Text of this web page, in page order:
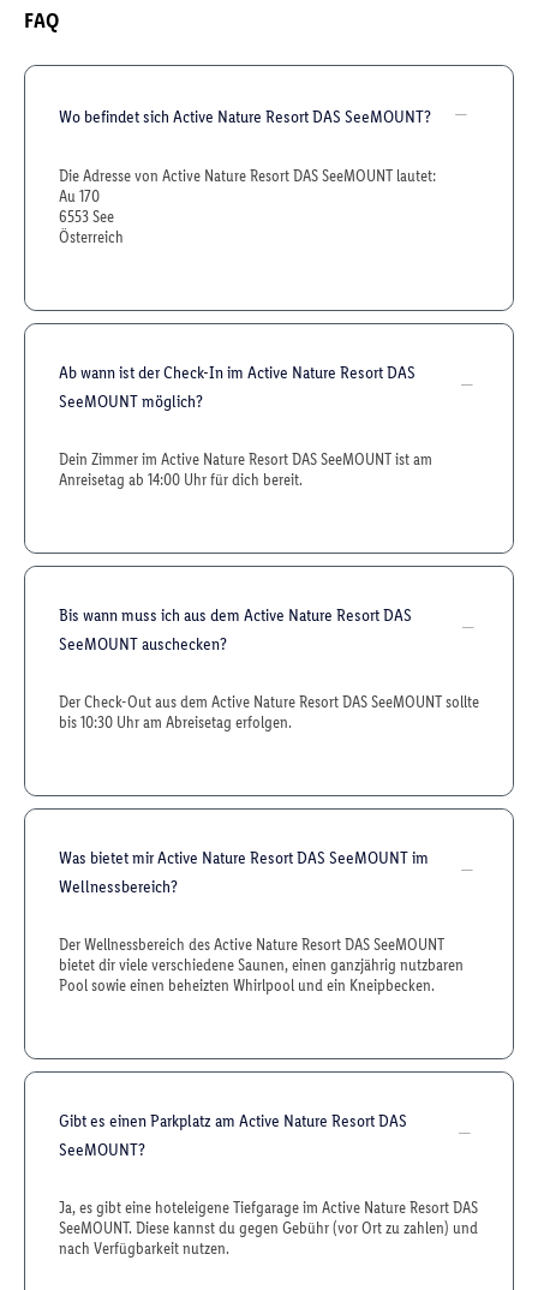
FAQ
Wo befindet sich Active Nature Resort DAS SeeMOUNT?
Die Adresse von Active Nature Resort DAS SeeMOUNT lautet:
Au 170
6553 See
Österreich
Ab wann ist der Check-In im Active Nature Resort DAS
SeeMOUNT möglich?
Dein Zimmer im Active Nature Resort DAS SeeMOUNT ist am
Anreisetag ab 14:00 Uhr für dich bereit.
Bis wann muss ich aus dem Active Nature Resort DAS
SeeMOUNT auschecken?
Der Check-Out aus dem Active Nature Resort DAS SeeMOUNT sollte
bis 10:30 Uhr am Abreisetag erfolgen.
Was bietet mir Active Nature Resort DAS SeeMOUNT im
Wellnessbereich?
Der Wellnessbereich des Active Nature Resort DAS SeeMOUNT
bietet dir viele verschiedene Saunen, einen ganzjährig nutzbaren
Pool sowie einen beheizten Whirlpool und ein Kneipbecken.
Gibt es einen Parkplatz am Active Nature Resort DAS
SeeMOUNT?
Ja, es gibt eine hoteleigene Tiefgarage im Active Nature Resort DAS
SeeMOUNT. Diese kannst du gegen Gebühr (vor Ort zu zahlen) und
nach Verfügbarkeit nutzen.